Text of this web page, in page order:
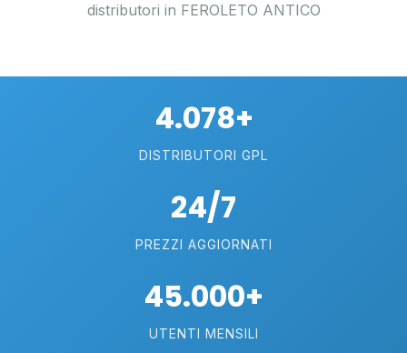
distributori in FEROLETO ANTICO
4.078+
DISTRIBUTORI GPL
24/7
PREZZI AGGIORNATI
45.000+
UTENTI MENSILI